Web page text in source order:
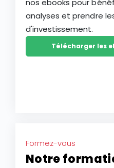
nos ebooks pour
analyses et prendre
d'investissement.
Télécharger les
Formez-vous
Notre